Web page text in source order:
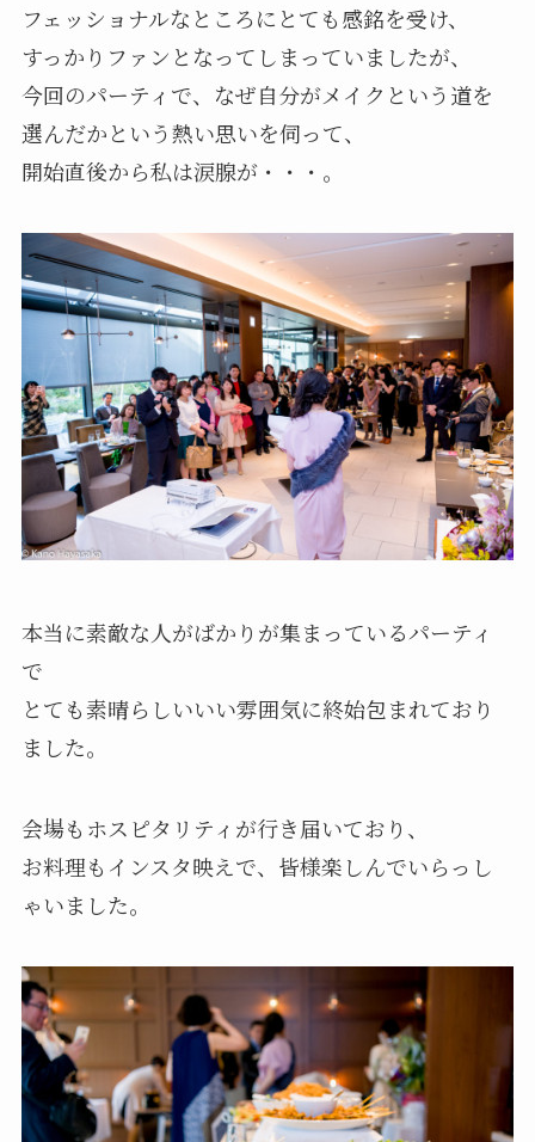
フェッショナルなところにとても感銘を受け、
すっかりファンとなってしまっていましたが、
今回のパーティで、なぜ自分がメイクという道を
選んだかという熱い思いを伺って、
開始直後から私は涙腺が・・・。
本当に素敵な人がばかりが集まっているパーティ
で
とても素晴らしいいい雰囲気に終始包まれており
ました。
会場もホスピタリティが行き届いており、
お料理もインスタ映えで、皆様楽しんでいらっし
ゃいました。